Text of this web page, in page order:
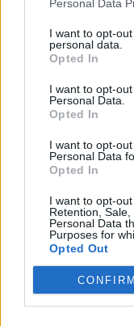
Personal Data
I want to opt-
personal data.
Opted In
I want to opt-
Personal Data.
Opted In
I want to opt-
Personal Data
Opted In
I want to opt-
Retention,
Personal Data
Purposes for
Opted Out
CONFIRM
ziet de route
Givairo Read
toekomst:
Feyenoord
dreigend
Feyenoord
eerste keeper
Saoedische
Moussa:
Mats Deijl
Deventer: